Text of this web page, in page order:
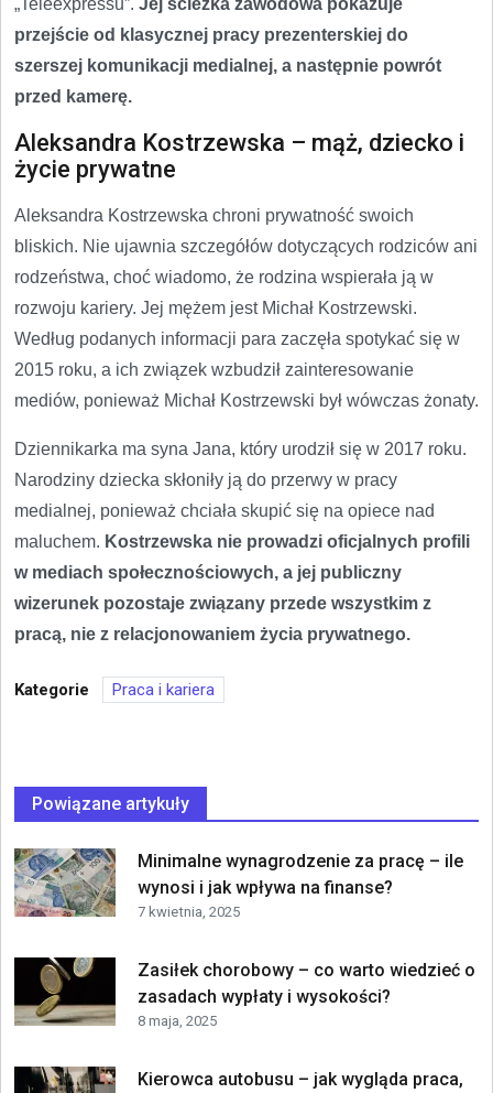
przejście od klasycznej pracy prezenterskiej do
szerszej komunikacji medialnej, a następnie powrót
przed kamerę.
Aleksandra Kostrzewska – mąż, dziecko i
życie prywatne
Aleksandra Kostrzewska chroni prywatność swoich
bliskich. Nie ujawnia szczegółów dotyczących rodziców ani
rodzeństwa, choć wiadomo, że rodzina wspierała ją w
rozwoju kariery. Jej mężem jest Michał Kostrzewski.
Według podanych informacji para zaczęła spotykać się w
2015 roku, a ich związek wzbudził zainteresowanie
mediów, ponieważ Michał Kostrzewski był wówczas żonaty.
Dziennikarka ma syna Jana, który urodził się w 2017 roku.
Narodziny dziecka skłoniły ją do przerwy w pracy
medialnej, ponieważ chciała skupić się na opiece nad
maluchem. Kostrzewska nie prowadzi oficjalnych profili
w mediach społecznościowych, a jej publiczny
wizerunek pozostaje związany przede wszystkim z
pracą, nie z relacjonowaniem życia prywatnego.
Kategorie Praca i kariera
Powiązane artykuły
Minimalne wynagrodzenie za pracę – ile
wynosi i jak wpływa na finanse?
7 kwietnia, 2025
Zasiłek chorobowy – co warto wiedzieć o
zasadach wypłaty i wysokości?
8 maja, 2025
Kierowca autobusu – jak wygląda praca,